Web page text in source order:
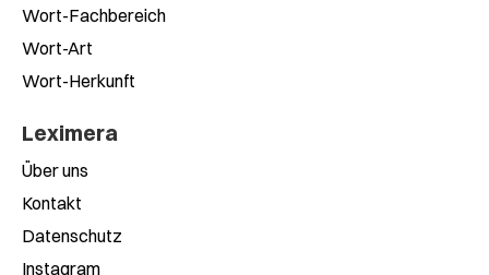
Wort-Fachbereich
Wort-Art
Wort-Herkunft
Leximera
Über uns
Kontakt
Datenschutz
Instagram